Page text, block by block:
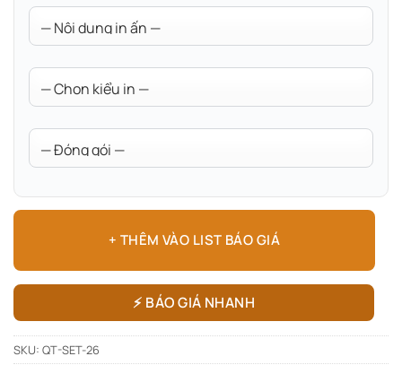
+ THÊM VÀO LIST BÁO GIÁ
⚡ BÁO GIÁ NHANH
SKU: QT-SET-26